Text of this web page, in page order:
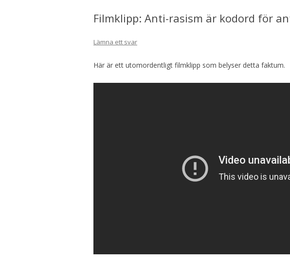
Filmklipp: Anti-rasism är kodord för
Lämna ett svar
Här är ett utomordentligt filmklipp som belyser detta faktum.